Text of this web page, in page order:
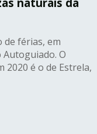
de férias, em
O
é o de Estrela,